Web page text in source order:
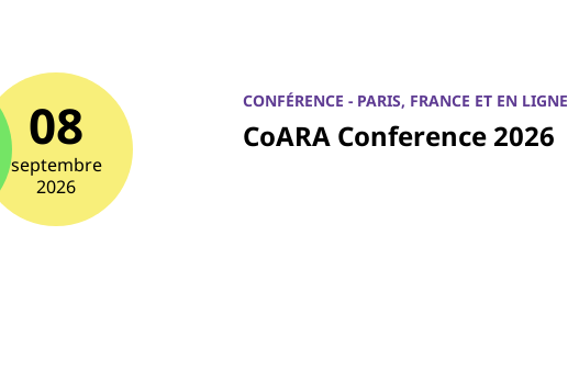
08
septembre
2026
CONFÉRENCE - PARIS, FRANCE ET EN LIGNE
CoARA Conference 2026